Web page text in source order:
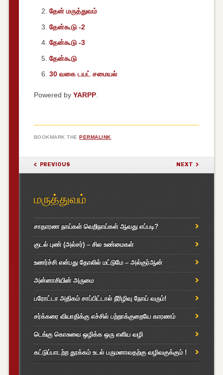
தேன் மருத்துவம்
தேன்கூடு -2
தேன்கூடு -3
தேன்கூடு
30 வகை டயட் சமையல்
Powered by YARPP.
BOOKMARK THEPERMALINK.
POST NAVIGATION
PREVIOUS NEXT
மருத்துவம்
சாதாரண நாய்கள் வெறிநாய்கள் ஆவது எப்படி?
குடல் புண் (அல்சர்) – சில உண்மைகள்
உணர்ச்சி என்பது தோலில் மட்டுமே – அல்குர்ஆன்
அன்னாசியின் அருமை
பரோட்டா அதிகம் சாப்பிட்டால் நீரிழிவு நோய் வரும்!
சர்க்கரை வியாதிக்கு எச்சில் பற்றாக்குறையே காரணம்
டெங்கு கொசுவை ஒழிக்க ஒரு எளிய வழி
கட்டுப்பாடற்ற தூக்கம் உடல் பருமனாவதற்கு வழிவகுக்கும் !